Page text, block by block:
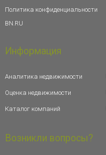
Политика конфиденциальности
BN.RU
Информация
Аналитика недвижимости
Оценка недвижимости
Каталог компаний
Возникли вопросы?